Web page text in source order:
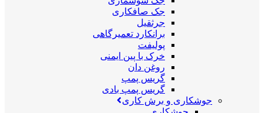
جک صافکاری
جرثقیل
برانکارد تعمیرگاهی
پولیفت
خرک با پین ایمنی
روغن دان
گریس پمپ
گریس پمپ بادی
جوشکاری و برش کاری